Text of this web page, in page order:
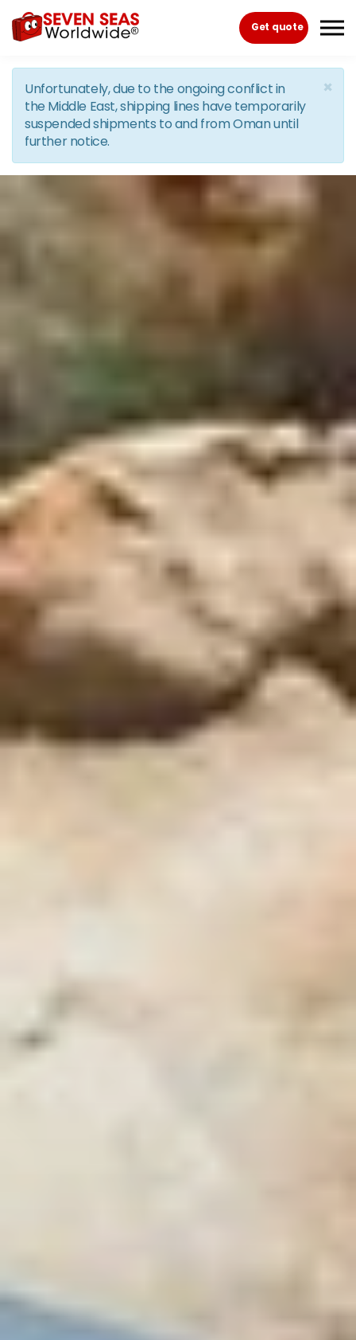
Skip to the content
Get quote
×
Unfortunately, due to the ongoing conflict in
the Middle East, shipping lines have temporarily
suspended shipments to and from Oman until
further notice.